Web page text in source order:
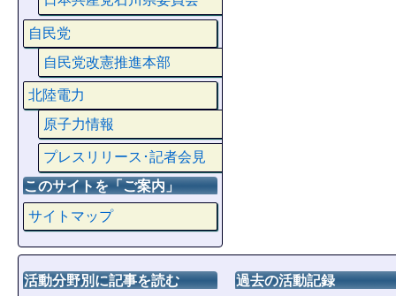
自民党
自民党改憲推進本部
北陸電力
原子力情報
プレスリリース･記者会見
このサイトを「ご案内」
サイトマップ
活動分野別に記事を読む 過去の活動記録